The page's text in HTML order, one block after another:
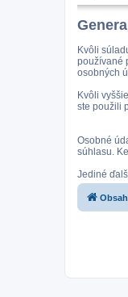
Kvôli
používané
osobných
Kvôli
ste použili
Osobné
súhlasu.
Jediné